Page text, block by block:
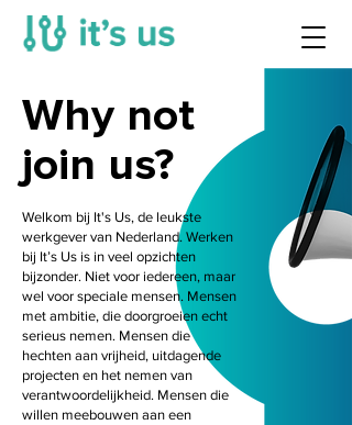
Why not
join us?
Welkom bij It's Us, de leukste
werkgever van Nederland. Werken
bij It’s Us is in veel opzichten
bijzonder. Niet voor iedereen, maar
wel voor speciale mensen. Mensen
met ambitie, die doorgroeien echt
serieus nemen. Mensen die
hechten aan vrijheid, uitdagende
projecten en het nemen van
verantwoordelijkheid. Mensen die
willen meebouwen aan een